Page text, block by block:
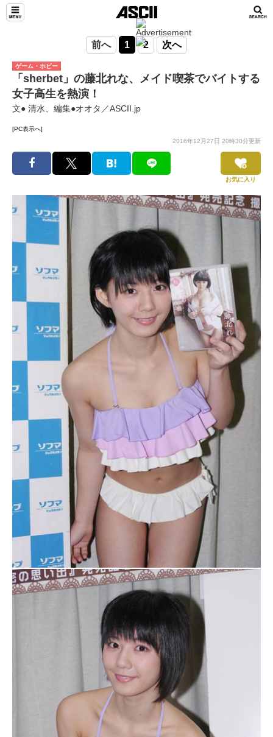
前へ 1 2 次へ
ゲーム・ホビー
「sherbet」の藤北れな、メイド喫茶でバイトする
女子高生を熱演！
文● 清水、編集●オオタ／ASCII.jp
[PC表示へ]
2016年12月27日 20時30分更新
お気に入り